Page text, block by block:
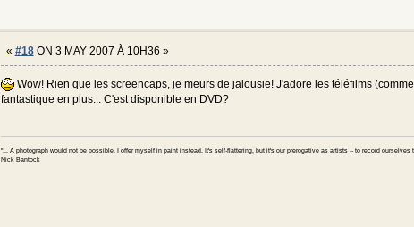
« #18ON 3 MAY 2007 À 10H36 »
Wow! Rien que les screencaps, je meurs de jalousie! J'adore les téléfilms (comme
fantastique en plus... C'est disponible en DVD?
"... A photograph would not be possible. I offer myself in paint instead. It's self-flattering, but it's our prerogative as artists -- to record ourselves
Nick Bantock